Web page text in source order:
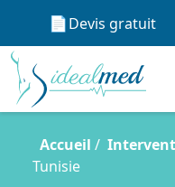
Devis gratuit
Accueil
Tunisie